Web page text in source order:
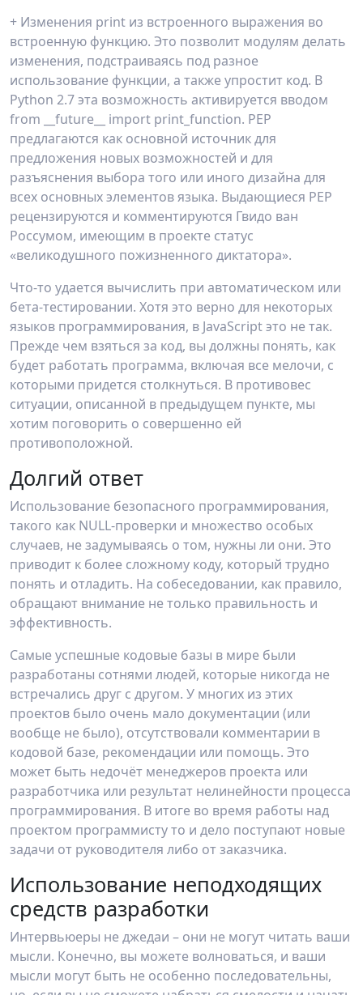
+ Изменения print из встроенного выражения во
встроенную функцию. Это позволит модулям делать
изменения, подстраиваясь под разное
использование функции, а также упростит код. В
Python 2.7 эта возможность активируется вводом
from __future__ import print_function. PEP
предлагаются как основной источник для
предложения новых возможностей и для
разъяснения выбора того или иного дизайна для
всех основных элементов языка. Выдающиеся PEP
рецензируются и комментируются Гвидо ван
Россумом, имеющим в проекте статус
«великодушного пожизненного диктатора».
Что-то удается вычислить при автоматическом или
бета-тестировании. Хотя это верно для некоторых
языков программирования, в JavaScript это не так.
Прежде чем взяться за код, вы должны понять, как
будет работать программа, включая все мелочи, с
которыми придется столкнуться. В противовес
ситуации, описанной в предыдущем пункте, мы
хотим поговорить о совершенно ей
противоположной.
Долгий ответ
Использование безопасного программирования,
такого как NULL-проверки и множество особых
случаев, не задумываясь о том, нужны ли они. Это
приводит к более сложному коду, который трудно
понять и отладить. На собеседовании, как правило,
обращают внимание не только правильность и
эффективность.
Самые успешные кодовые базы в мире были
разработаны сотнями людей, которые никогда не
встречались друг с другом. У многих из этих
проектов было очень мало документации (или
вообще не было), отсутствовали комментарии в
кодовой базе, рекомендации или помощь. Это
может быть недочёт менеджеров проекта или
разработчика или результат нелинейности процесса
программирования. В итоге во время работы над
проектом программисту то и дело поступают новые
задачи от руководителя либо от заказчика.
Использование неподходящих
средств разработки
Интервьюеры не джедаи – они не могут читать ваши
мысли. Конечно, вы можете волноваться, и ваши
мысли могут быть не особенно последовательны,